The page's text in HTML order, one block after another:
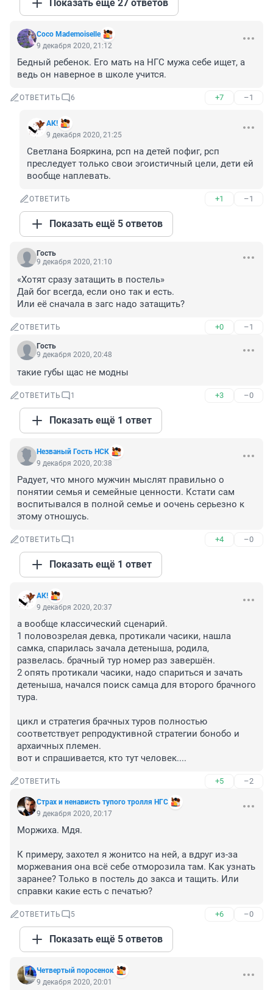
Показать ещё 27 ответов
Coco Mademoiselle
9 декабря 2020, 21:12
Бедный ребенок. Его мать на НГС мужа себе ищет, а
ведь он наверное в школе учится.
ОТВЕТИТЬ 6 +7 –1
АК!
9 декабря 2020, 21:25
Светлана Бояркина, рсп на детей пофиг, рсп
преследует только свои эгоистичный цели, дети ей
вообще наплевать.
ОТВЕТИТЬ +1 –1
Показать ещё 5 ответов
Гость
9 декабря 2020, 21:10
«Хотят сразу затащить в постель»
Дай бог всегда, если оно так и есть.
Или её сначала в загс надо затащить?
ОТВЕТИТЬ +0 –1
Гость
9 декабря 2020, 20:48
такие губы щас не модны
ОТВЕТИТЬ 1 +3 –0
Показать ещё 1 ответ
Незваный Гость НСК
9 декабря 2020, 20:38
Радует, что много мужчин мыслят правильно о
понятии семья и семейные ценности. Кстати сам
воспитывался в полной семье и оочень серьезно к
этому отношусь.
ОТВЕТИТЬ 1 +4 –0
Показать ещё 1 ответ
АК!
9 декабря 2020, 20:37
а вообще классический сценарий.
1 половозрелая девка, протикали часики, нашла
самка, спарилась зачала детеныша, родила,
развелась. брачный тур номер раз завершён.
2 опять протикали часики, надо спариться и зачать
детеныша, начался поиск самца для второго брачного
тура.
цикл и стратегия брачных туров полностью
соответствует репродуктивной стратегии бонобо и
архаичных племен.
вот и спрашивается, кто тут человек....
ОТВЕТИТЬ +5 –2
Cтрах и ненависть тупого тролля НГС
9 декабря 2020, 20:17
Моржиха. Мдя.
К примеру, захотел я жонитсо на ней, а вдруг из-за
моржевания она всё себе отморозила там. Как узнать
заранее? Только в постель до закса и тащить. Или
справки какие есть с печатью?
ОТВЕТИТЬ 5 +6 –0
Показать ещё 5 ответов
Четвертый поросенок
9 декабря 2020, 20:01